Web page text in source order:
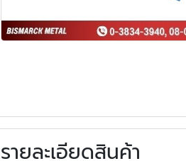
รายละเอียดสินค้า